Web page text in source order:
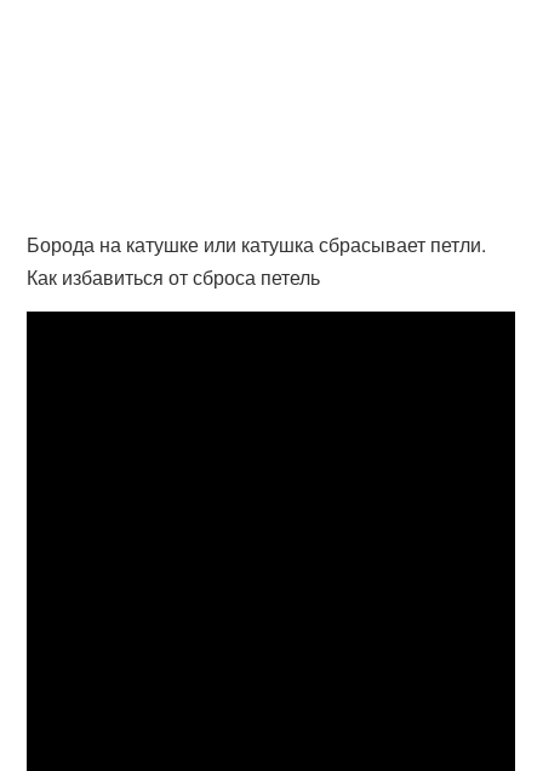
Борода на катушке или катушка сбрасывает петли.
Как избавиться от сброса петель